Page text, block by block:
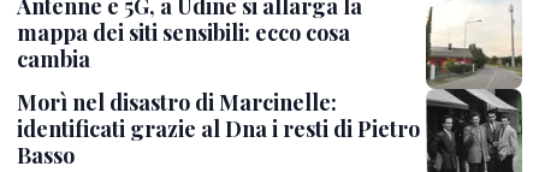
Antenne e 5G, a Udine si allarga la
mappa dei siti sensibili: ecco cosa
cambia
Morì nel disastro di Marcinelle:
identificati grazie al Dna i resti di Pietro
Basso